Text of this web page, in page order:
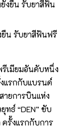
ยืน รับยาสีฟันฟรี
เมียมอันดับหนึ่ง
แรกกับแบรนด์
ายการบินแห่ง
ทธ์ “DEN” ขับ
รั้งแรกกับการ